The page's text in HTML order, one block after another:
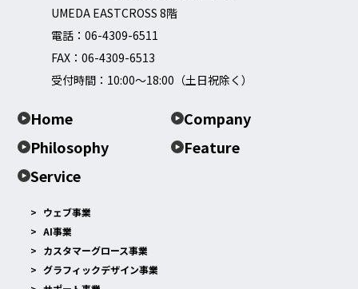
UMEDA EASTCROSS 8階
電話： 06-4309-6511
FAX：06-4309-6513
受付時間：10:00～18:00（土日祝除く）
Home
Company
Philosophy
Feature
Service
ウェブ事業
AI事業
カスタマーグロース事業
グラフィックデザイン事業